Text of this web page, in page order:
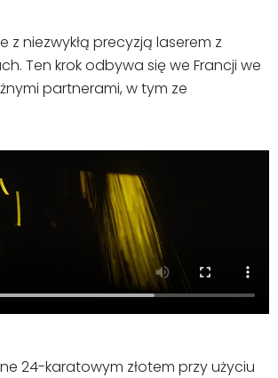
z niezwykłą precyzją laserem z
Ten krok odbywa się we Francji we
partnerami, w tym ze
24-karatowym złotem przy użyciu